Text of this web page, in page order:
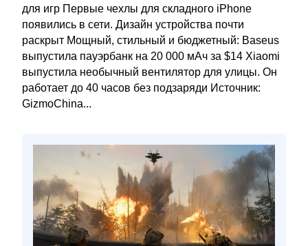
для игр Первые чехлы для складного iPhone
появились в сети. Дизайн устройства почти
раскрыт Мощный, стильный и бюджетный: Baseus
выпустила пауэрбанк на 20 000 мАч за $14 Xiaomi
выпустила необычный вентилятор для улицы. Он
работает до 40 часов без подзаряди Источник:
GizmoChina...